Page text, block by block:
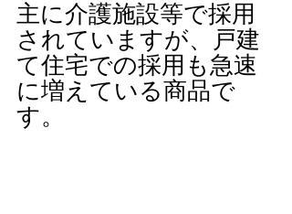
主に介護施設等で採用
されていますが、戸建
て住宅での採用も急速
に増えている商品で
す。